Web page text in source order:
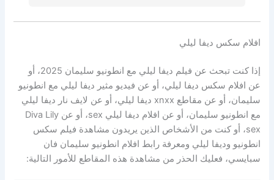
افلام سكس ديفا ليلي
إذا كنت تبحث عن فيلم ديفا ليلي مع انطونيو سليمان 2025، أو
عن افلام سكس ديفا ليلي، أو عن فيديو مثير ديفا ليلي مع انطونيو
سليمان، أو عن مقاطع xnxx ديفا ليلي، أو عن لايف نار ديفا ليلي
مع انطونيو سليمان، أو عن افلام ديفا ليلي sex، أو عن Diva Lily
sex، أو كنت من الأشخاص الذين يريدون مشاهدة فيلم سكس
انطونيو وديفا ليلي ومعرفة رابط افلام انطونيو سليمان فان
سبايسي، فعليك الحذر من مشاهدة هذه المقاطع للأمور التالية: